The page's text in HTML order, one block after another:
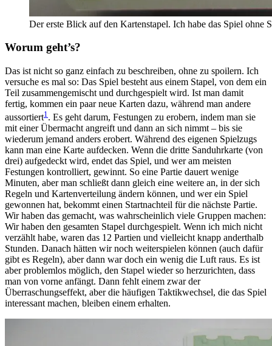
Der erste Blick auf den Kartenstapel. Ich habe das Spiel ohne
Worum geht’s?
Das ist nicht so ganz einfach zu beschreiben, ohne zu spoilern. Ich
versuche es mal so: Das Spiel besteht aus einem Stapel, von dem ein
Teil zusammengemischt und durchgespielt wird. Ist man damit
fertig, kommen ein paar neue Karten dazu, während man andere
aussortiert1. Es geht darum, Festungen zu erobern, indem man sie
mit einer Übermacht angreift und dann an sich nimmt – bis sie
wiederum jemand anders erobert. Während des eigenen Spielzugs
kann man eine Karte aufdecken. Wenn die dritte Sanduhrkarte (von
drei) aufgedeckt wird, endet das Spiel, und wer am meisten
Festungen kontrolliert, gewinnt. So eine Partie dauert wenige
Minuten, aber man schließt dann gleich eine weitere an, in der sich
Regeln und Kartenverteilung ändern können, und wer ein Spiel
gewonnen hat, bekommt einen Startnachteil für die nächste Partie.
Wir haben das gemacht, was wahrscheinlich viele Gruppen machen:
Wir haben den gesamten Stapel durchgespielt. Wenn ich mich nicht
verzählt habe, waren das 12 Partien und vielleicht knapp anderthalb
Stunden. Danach hätten wir noch weiterspielen können (auch dafür
gibt es Regeln), aber dann war doch ein wenig die Luft raus. Es ist
aber problemlos möglich, den Stapel wieder so herzurichten, dass
man von vorne anfängt. Dann fehlt einem zwar der
Überraschungseffekt, aber die häufigen Taktikwechsel, die das Spiel
interessant machen, bleiben einem erhalten.